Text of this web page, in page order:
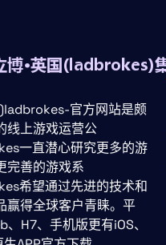
官方网站是颇
线上游戏运营公
一直潜心研究更多的游
完善的游戏系
希望通过先进的技术和
赢得全球客户青睐。平
、H7、手机版更有iOS、